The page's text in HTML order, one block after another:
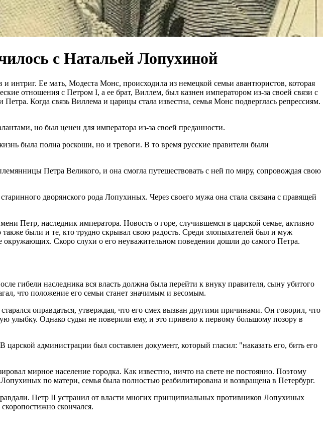
с Натальей Лопухиной
интриг. Ее мать, Модеста Монс, происходила из немецкой семьи авантюристов, которая
отношения с Петром I, а ее брат, Виллем, был казнен императором из-за своей связи с
Когда связь Виллема и царицы стала известна, семья Монс подверглась репрессиям.
но был ценен для императора из-за своей преданности.
была полна роскоши, но и тревоги. В то время русские правители были
Петра Великого, и она смогла путешествовать с ней по миру, сопровождая свою
дворянского рода Лопухиных. Через своего мужа она стала связана с правящей
Петр, наследник императора. Новость о горе, случившемся в царской семье, активно
также были и те, кто трудно скрывал свою радость. Среди злопыхателей был и муж
Скоро слухи о его неуважительном поведении дошли до самого Петра.
гибели наследника вся власть должна была перейти к внуку правителя, сыну убитого
что положение его семьи станет значимым и весомым.
оправдаться, утверждая, что его смех вызван другими причинами. Он говорил, что
улыбку. Однако судьи не поверили ему, и это привело к первому большому позору в
администрации был составлен документ, который гласил: "наказать его, бить его
мирное население городка. Как известно, ничто на свете не постоянно. Поэтому
по матери, семья была полностью реабилитирована и возвращена в Петербург.
Петр II устранил от власти многих принципиальных противников Лопухиных
скончался.